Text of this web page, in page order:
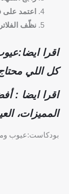
اعتمد
نظّف
اقرا
كل اللي
المميزات،
بودكاست:عيوب